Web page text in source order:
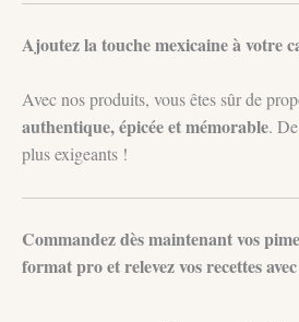
Ajoutez la touche mexicaine à votre
Avec nos produits, vous êtes sûr de
authentique, épicée et mémorable.
plus exigeants !
Commandez dès maintenant vos
format pro et relevez vos recettes